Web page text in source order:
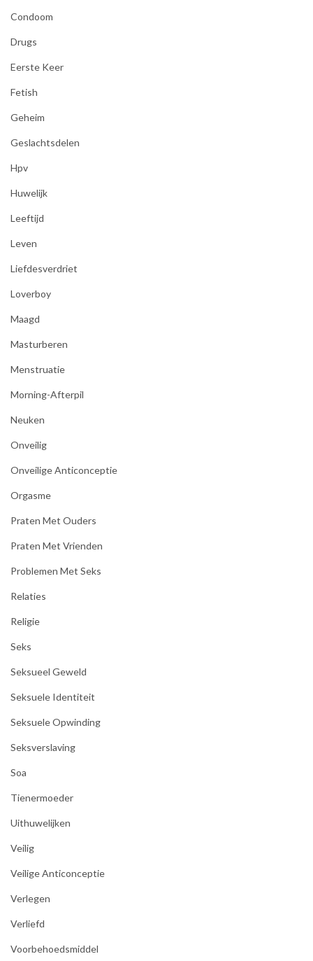
Condoom
Drugs
Eerste Keer
Fetish
Geheim
Geslachtsdelen
Hpv
Huwelijk
Leeftijd
Leven
Liefdesverdriet
Loverboy
Maagd
Masturberen
Menstruatie
Morning-Afterpil
Neuken
Onveilig
Onveilige Anticonceptie
Orgasme
Praten Met Ouders
Praten Met Vrienden
Problemen Met Seks
Relaties
Religie
Seks
Seksueel Geweld
Seksuele Identiteit
Seksuele Opwinding
Seksverslaving
Soa
Tienermoeder
Uithuwelijken
Veilig
Veilige Anticonceptie
Verlegen
Verliefd
Voorbehoedsmiddel